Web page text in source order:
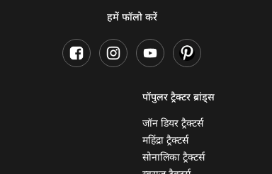
हमें फॉलो करें
पॉपुलर ट्रैक्टर ब्रांड्स
जॉन डियर ट्रैक्टर्स
महिंद्रा ट्रैक्टर्स
सोनालिका ट्रैक्टर्स